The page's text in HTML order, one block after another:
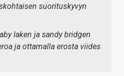
suorituskyvyn
laken ja sandy bridgen
ja ottamalla erosta viides